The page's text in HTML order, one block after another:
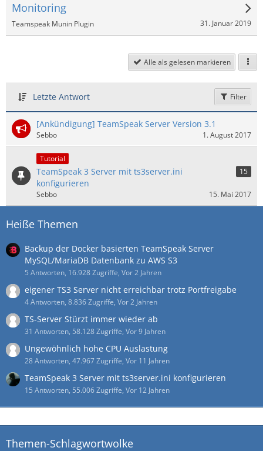
Monitoring
Teamspeak Munin Plugin 31. Januar 2019
Alle als gelesen markieren
Letzte Antwort Filter
[Ankündigung] TeamSpeak Server Version 3.1
Sebbo 1. August 2017
Tutorial
TeamSpeak 3 Server mit ts3server.ini
konfigurieren
15
Sebbo 15. Mai 2017
Heiße Themen
Backup der Docker basierten TeamSpeak Server
MySQL/MariaDB Datenbank zu AWS S3
5 Antworten, 16.928 Zugriffe, Vor 2 Jahren
eigener TS3 Server nicht erreichbar trotz Portfreigabe
4 Antworten, 8.836 Zugriffe, Vor 2 Jahren
TS-Server Stürzt immer wieder ab
31 Antworten, 58.128 Zugriffe, Vor 9 Jahren
Ungewöhnlich hohe CPU Auslastung
28 Antworten, 47.967 Zugriffe, Vor 11 Jahren
TeamSpeak 3 Server mit ts3server.ini konfigurieren
15 Antworten, 55.006 Zugriffe, Vor 12 Jahren
Themen-Schlagwortwolke